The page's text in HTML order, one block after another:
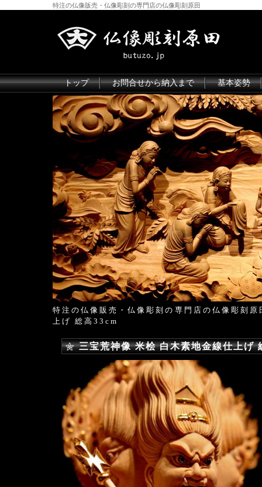
特注の仏像販売・仏像彫刻の専門店の仏像彫刻原田
トップ お問合せから納入まで 基本姿勢
特注の仏像販売・仏像彫刻の専門店の仏像彫刻原
上げ 総高33cm
三宝荒神像 米桧 白木素地金線仕上げ